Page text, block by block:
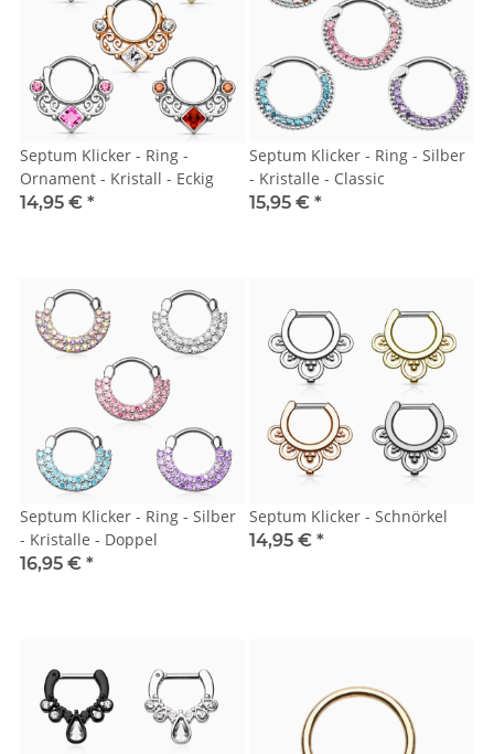
Septum Klicker - Ring -
Ornament - Kristall - Eckig
14,95 € *
Septum Klicker - Ring - Silber
- Kristalle - Classic
15,95 € *
Septum Klicker - Ring - Silber
- Kristalle - Doppel
16,95 € *
Septum Klicker - Schnörkel
14,95 € *